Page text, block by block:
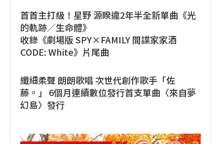
首首主打級！星野 源睽違2年半全新單曲《光
的軌跡／生命體》
收錄《劇場版 SPY×FAMILY 間諜家家酒
CODE: White》片尾曲
纖細柔聲 朗朗歌唱 次世代創作歌手「佐
藤。」 6個月連續數位發行首支單曲〈來自夢
幻島〉發行